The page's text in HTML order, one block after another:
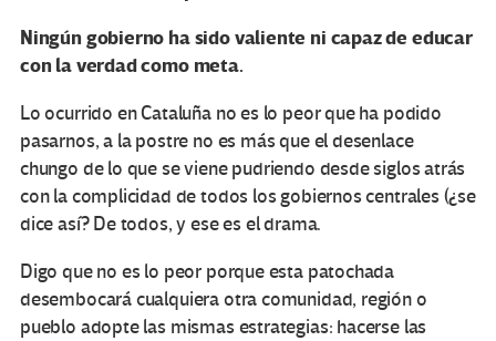
Ningún gobierno ha sido valiente ni capaz de educar
con la verdad como meta.
Lo ocurrido en Cataluña no es lo peor que ha podido
pasarnos, a la postre no es más que el desenlace
chungo de lo que se viene pudriendo desde siglos atrás
con la complicidad de todos los gobiernos centrales (¿se
dice así? De todos, y ese es el drama.
Digo que no es lo peor porque esta patochada
desembocará cualquiera otra comunidad, región o
pueblo adopte las mismas estrategias: hacerse las